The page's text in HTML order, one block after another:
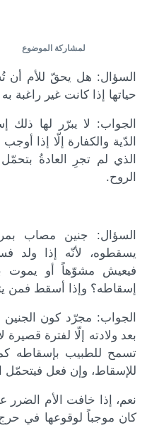
الموضوع
السؤال: هل يحقّ للأم
حياتها إذا كانت غير راغبة
الجواب: لا يبرّر لها ذلك
الدّية والكفارة إلّا إذا
الذي لم تجرِ العادةُ
الروح.
السؤال: جنين مصاب
يسقطوه، لأنّه إذا ولد
فيعيش مشوّهاً أو يموت
إسقاطه؟ وإذا أسقط فمن
الجواب: مجرّد كون
بعد ولادته إلّا لفترة
تسمح للطبيب بإسقاطه
للإسقاط، وإن فعل فيتحمّل
نعم، إذا خافت الأم
كان موجباً لوقوعها في